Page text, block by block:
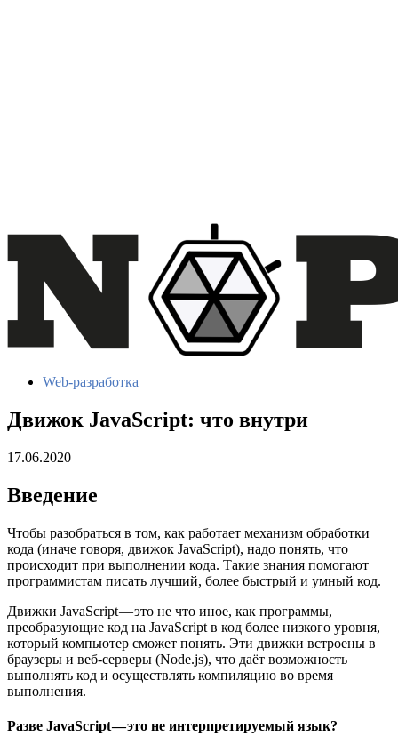
Web-разработка
Движок JavaScript: что внутри
17.06.2020
Введение
Чтобы разобраться в том, как работает механизм обработки
кода (иначе говоря, движок JavaScript), надо понять, что
происходит при выполнении кода. Такие знания помогают
программистам писать лучший, более быстрый и умный код.
Движки JavaScript — это не что иное, как программы,
преобразующие код на JavaScript в код более низкого уровня,
который компьютер сможет понять. Эти движки встроены в
браузеры и веб-серверы (Node.js), что даёт возможность
выполнять код и осуществлять компиляцию во время
выполнения.
Разве JavaScript — это не интерпретируемый язык?